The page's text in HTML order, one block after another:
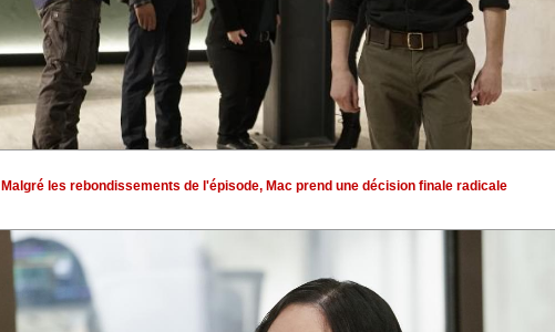
Malgré les rebondissements de l'épisode, Mac prend une décision finale radicale